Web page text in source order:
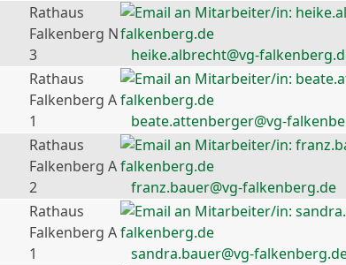
Rathaus
Falkenberg N
3
heike.albrecht@vg-
Rathaus
Falkenberg A
1
beate.attenberger@vg-
Rathaus
Falkenberg A
2
franz.bauer@vg-falkenberg.de
Rathaus
Falkenberg A
1
sandra.bauer@vg-